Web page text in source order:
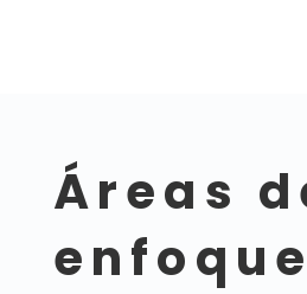
Áreas
enfoque